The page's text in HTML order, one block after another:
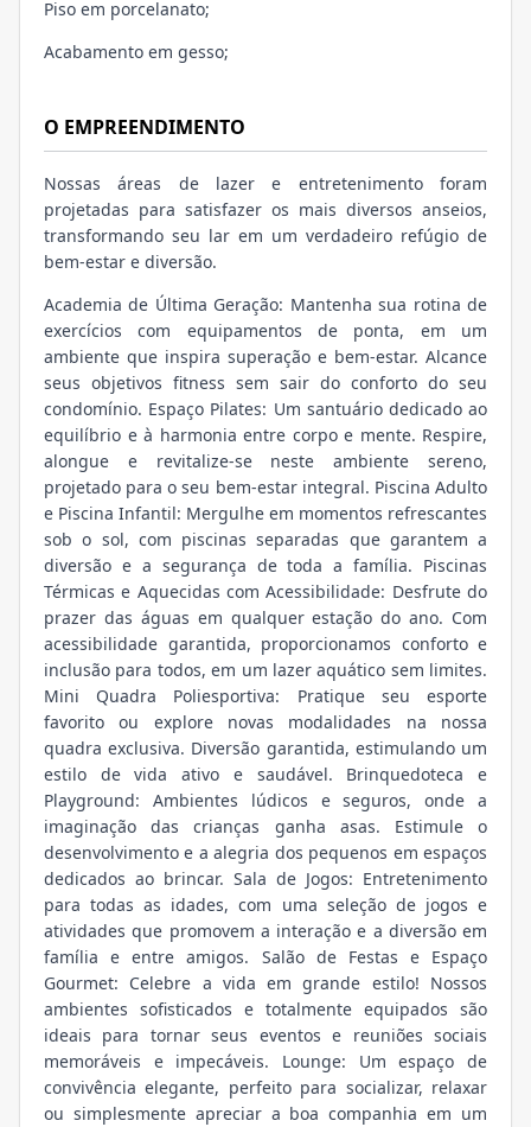
Piso em porcelanato;
Acabamento em gesso;
O EMPREENDIMENTO
Nossas áreas de lazer e entretenimento foram
projetadas para satisfazer os mais diversos anseios,
transformando seu lar em um verdadeiro refúgio de
bem-estar e diversão.
Academia de Última Geração: Mantenha sua rotina de
exercícios com equipamentos de ponta, em um
ambiente que inspira superação e bem-estar. Alcance
seus objetivos fitness sem sair do conforto do seu
condomínio. Espaço Pilates: Um santuário dedicado ao
equilíbrio e à harmonia entre corpo e mente. Respire,
alongue e revitalize-se neste ambiente sereno,
projetado para o seu bem-estar integral. Piscina Adulto
e Piscina Infantil: Mergulhe em momentos refrescantes
sob o sol, com piscinas separadas que garantem a
diversão e a segurança de toda a família. Piscinas
Térmicas e Aquecidas com Acessibilidade: Desfrute do
prazer das águas em qualquer estação do ano. Com
acessibilidade garantida, proporcionamos conforto e
inclusão para todos, em um lazer aquático sem limites.
Mini Quadra Poliesportiva: Pratique seu esporte
favorito ou explore novas modalidades na nossa
quadra exclusiva. Diversão garantida, estimulando um
estilo de vida ativo e saudável. Brinquedoteca e
Playground: Ambientes lúdicos e seguros, onde a
imaginação das crianças ganha asas. Estimule o
desenvolvimento e a alegria dos pequenos em espaços
dedicados ao brincar. Sala de Jogos: Entretenimento
para todas as idades, com uma seleção de jogos e
atividades que promovem a interação e a diversão em
família e entre amigos. Salão de Festas e Espaço
Gourmet: Celebre a vida em grande estilo! Nossos
ambientes sofisticados e totalmente equipados são
ideais para tornar seus eventos e reuniões sociais
memoráveis e impecáveis. Lounge: Um espaço de
convivência elegante, perfeito para socializar, relaxar
ou simplesmente apreciar a boa companhia em um